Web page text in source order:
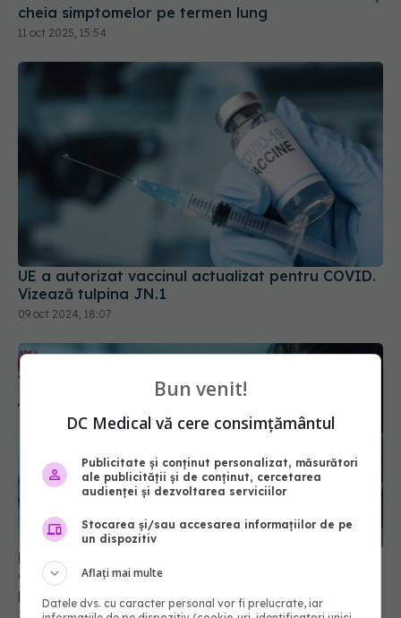
UE a autorizat vaccinul actualizat pentru COVID.
09 oct 2024, 18:07
Medicii avertizează: FLiRT, FLuQE și LB.1, variante
COVID-19, se răspândesc. "Au modificări în
proteina spike. Ignoră imunitatea de la vaccin
sau infectarea anterioară
10 iul 2024, 20:12
Bun venit!
DC Medical vă cere consimțământul
Publicitate și conținut personalizat, măsurători
ale publicității și de conținut, cercetarea
audienței și dezvoltarea serviciilor
Stocarea și/sau accesarea informațiilor de pe
un dispozitiv
Aflați mai multe
Datele dvs. cu caracter personal vor fi prelucrate, iar